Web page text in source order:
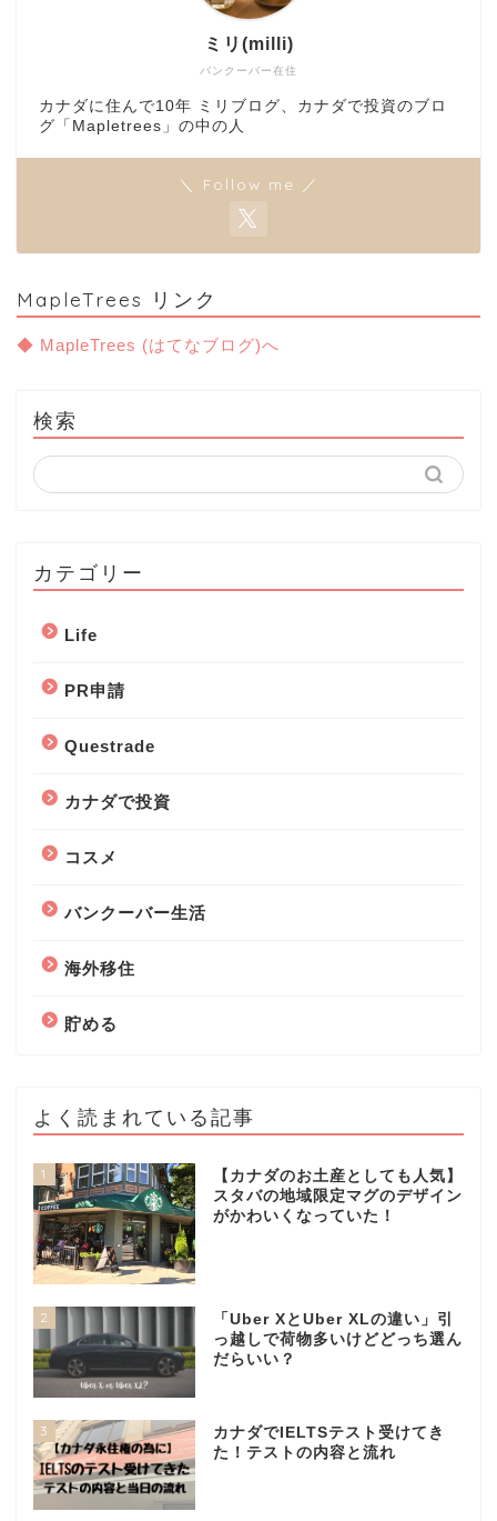
バンクーバー在住
ミリ(milli)
カナダに住んで10年 ミリブログ、カナダで投資のブロ
グ「Mapletrees」の中の人
＼ Follow me ／
MapleTrees リンク
◆ MapleTrees (はてなブログ)へ
検索
カテゴリー
Life
PR申請
Questrade
カナダで投資
コスメ
バンクーバー生活
海外移住
貯める
よく読まれている記事
1
【カナダのお土産としても人気】
スタバの地域限定マグのデザイン
がかわいくなっていた！
2
「Uber XとUber XLの違い」引
っ越しで荷物多いけどどっち選ん
だらいい？
3
カナダでIELTSテスト受けてき
た！テストの内容と流れ